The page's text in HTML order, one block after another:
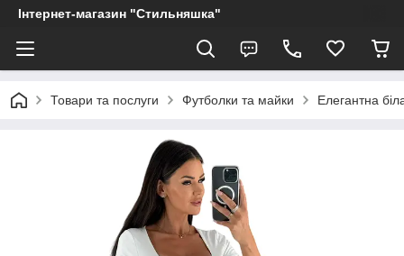
Інтернет-магазин "Стильняшка"
Товари та послуги Футболки та майки Елегантна